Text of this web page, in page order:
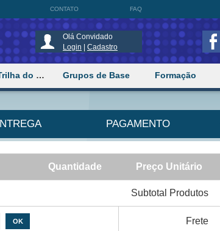
CONTATO FAQ
Olá Convidado
Login
Cadastro
Na Trilha do Grupo de Jovens Grupos de Base Formação
PAGAMENTO
Quantidade Preço Unitário
Subtotal Produtos
Frete